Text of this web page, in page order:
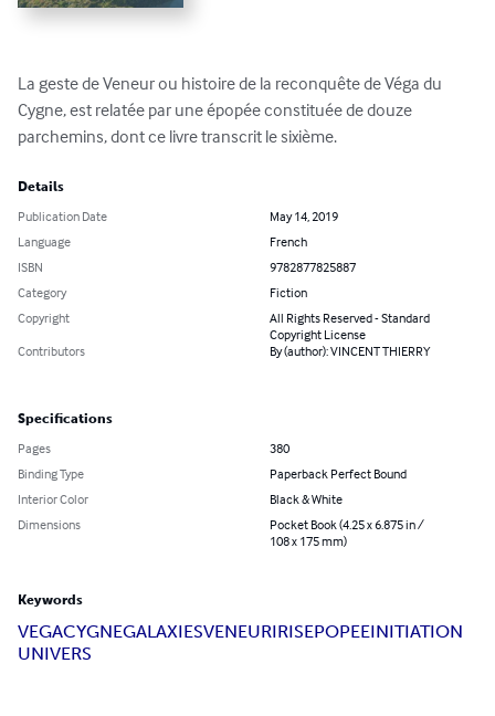
La geste de Veneur ou histoire de la reconquête de Véga du
Cygne, est relatée par une épopée constituée de douze
parchemins, dont ce livre transcrit le sixième.
Details
Publication Date
May 14, 2019
Language
French
ISBN
9782877825887
Category
Fiction
Copyright
All Rights Reserved - Standard
Copyright License
Contributors
By (author): VINCENT THIERRY
Specifications
Pages
380
Binding Type
Paperback Perfect Bound
Interior Color
Black & White
Dimensions
Pocket Book (4.25 x 6.875 in /
108 x 175 mm)
Keywords
VEGACYGNEGALAXIESVENEURIRISEPOPEEINITIATION
UNIVERS